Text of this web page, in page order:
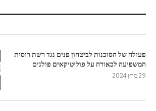
פעולה של הסוכנות לביטחון פנים נגד רשת רוסית
המשפיעה לכאורה על פוליטיקאים פולנים
29 מרץ 2024